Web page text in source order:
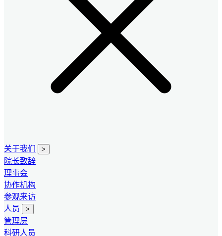
关于我们 >
院长致辞
理事会
协作机构
参观来访
人员
>
管理层
科研人员